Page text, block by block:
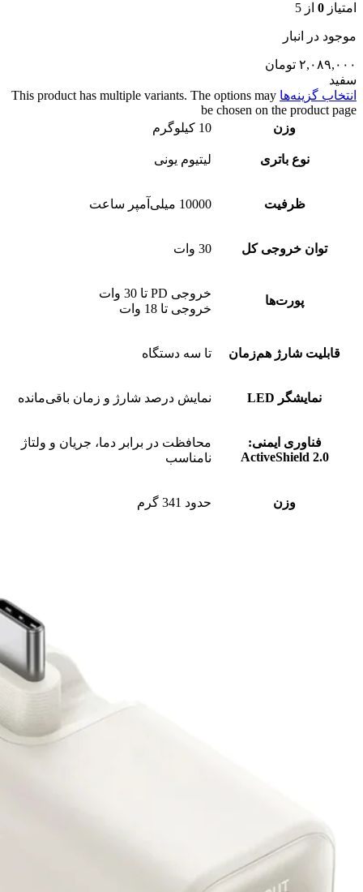
امتیاز 0 از 5
موجود در انبار
۲,۰۸۹,۰۰۰ تومان
سفید
انتخاب گزینه‌ها This product has multiple variants. The options may
be chosen on the product page
وزن
10 کیلوگرم
نوع باتری لیتیوم یونی
ظرفیت 10000 میلی‌آمپر ساعت
توان خروجی کل 30 وات
پورت‌ها
خروجی PD تا 30 وات
خروجی تا 18 وات
قابلیت شارژ هم‌زمان تا سه دستگاه
نمایشگر LED نمایش درصد شارژ و زمان باقی‌مانده
فناوری ایمنی:
ActiveShield 2.0
محافظت در برابر دما، جریان و ولتاژ
نا‌مناسب
وزن حدود 341 گرم